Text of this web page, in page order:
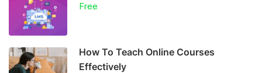
Free
How To Teach Online Courses
Effectively